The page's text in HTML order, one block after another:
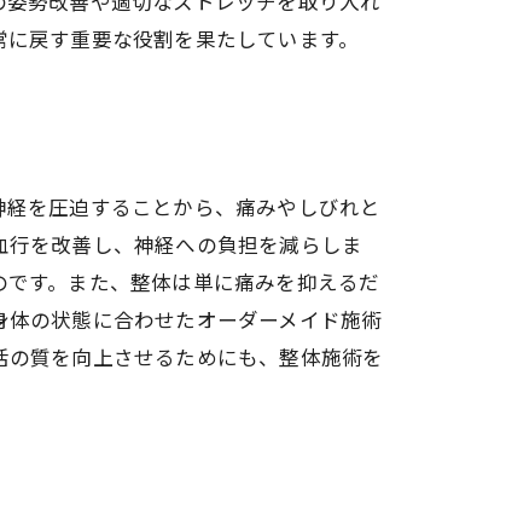
戻す重要な役割を果たしています。
を圧迫することから、痛みやしびれと
を改善し、神経への負担を減らしま
す。また、整体は単に痛みを抑えるだ
の状態に合わせたオーダーメイド施術
質を向上させるためにも、整体施術を